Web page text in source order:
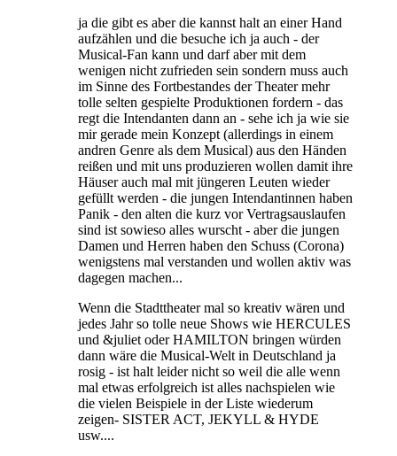
ja die gibt es aber die kannst halt an einer Hand
aufzählen und die besuche ich ja auch - der
Musical-Fan kann und darf aber mit dem
wenigen nicht zufrieden sein sondern muss auch
im Sinne des Fortbestandes der Theater mehr
tolle selten gespielte Produktionen fordern - das
regt die Intendanten dann an - sehe ich ja wie sie
mir gerade mein Konzept (allerdings in einem
andren Genre als dem Musical) aus den Händen
reißen und mit uns produzieren wollen damit ihre
Häuser auch mal mit jüngeren Leuten wieder
gefüllt werden - die jungen Intendantinnen haben
Panik - den alten die kurz vor Vertragsauslaufen
sind ist sowieso alles wurscht - aber die jungen
Damen und Herren haben den Schuss (Corona)
wenigstens mal verstanden und wollen aktiv was
dagegen machen...
Wenn die Stadttheater mal so kreativ wären und
jedes Jahr so tolle neue Shows wie HERCULES
und &juliet oder HAMILTON bringen würden
dann wäre die Musical-Welt in Deutschland ja
rosig - ist halt leider nicht so weil die alle wenn
mal etwas erfolgreich ist alles nachspielen wie
die vielen Beispiele in der Liste wiederum
zeigen- SISTER ACT, JEKYLL & HYDE
usw....